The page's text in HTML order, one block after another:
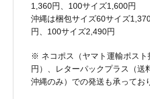
1,360円、100サイズ1,600円
沖縄は梱包サイズ60サイズ
円、100サイズ2,490円
※ ネコポス（ヤマト運輸ポスト
円）、レターパックプラス（送
沖縄のみ）での発送も承ってお